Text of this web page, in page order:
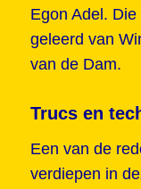
Egon Adel.
geleerd van
van de Dam.
Trucs en
Een van de
verdiepen in